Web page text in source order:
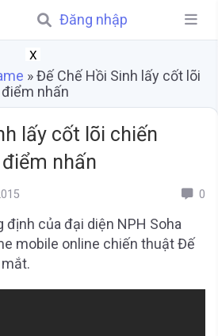
Đăng nhập
X
»Đế Chế Hồi Sinh lấy cốt lõi
nhấn
lấy cốt lõi chiến
nhấn
0
định của đại diện NPH Soha
mobile online chiến thuật Đế